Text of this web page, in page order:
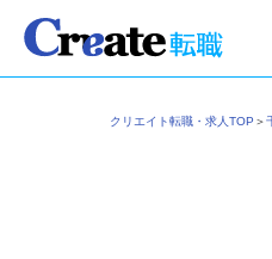
クリエイト転職・求人TOP＞